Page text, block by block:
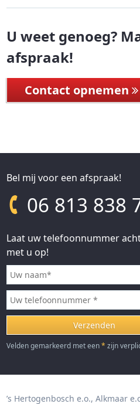
U weet genoeg?
afspraak!
Contact opnemen
Bel mij voor een afspraak!
06 813 838
Laat uw telefoonnummer
met u op!
Velden gemarkeerd met een* zijn
’s Hertogenbosch e.o. Alkmaar